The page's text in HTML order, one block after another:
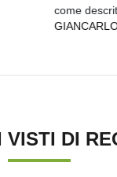
come
VISTI DI